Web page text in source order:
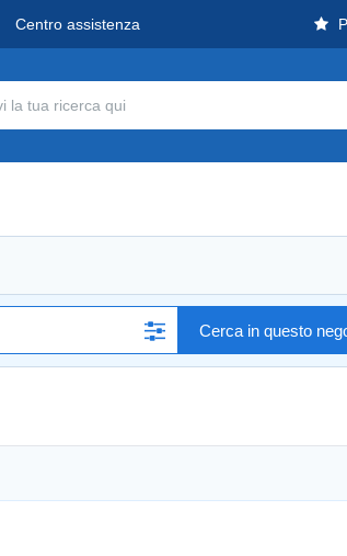
Centro assistenza
Cerca in questo